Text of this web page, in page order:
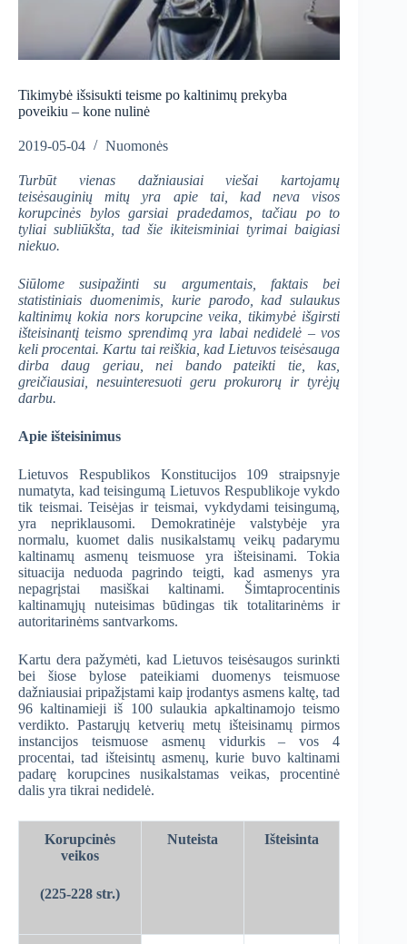
Tikimybė išsisukti teisme po kaltinimų prekyba
poveikiu – kone nulinė
2019-05-04 Nuomonės
Turbūt vienas dažniausiaiviešaikartojamų
teisėsauginių mitų yra apie tai, kadneva visos
korupcinės bylos garsiai pradedamos, tačiau po to
tyliaisubliūkšta, tadšie ikiteisminiai tyrimai baigiasi
niekuo.
Siūlome susipažinti su argumentais, faktais bei
statistiniais duomenimis, kurie parodo,kad sulaukus
kaltinimų kokia nors korupcine veika, tikimybė išgirsti
išteisinantį teismo sprendimąyra labai nedidelė – vos
keli procentai. Kartu tai reiškia, kad Lietuvos teisėsauga
dirba daug geriau, nei bando pateikti tie, kas,
greičiausiai, nesuinteresuoti geru prokurorų ir tyrėjų
darbu.
Apie išteisinimus
Lietuvos Respublikos Konstitucijos 109 straipsnyje
numatyta, kad teisingumą Lietuvos Respublikoje vykdo
tik teismai. Teisėjas ir teismai, vykdydami teisingumą,
yra nepriklausomi. Demokratinėje valstybėje yra
normalu, kuomet dalis nusikalstamų veikų padarymu
kaltinamų asmenų teismuose yra išteisinami. Tokia
situacija neduoda pagrindo teigti, kad asmenys yra
nepagrįstai masiškai kaltinami. Šimtaprocentinis
kaltinamųjų nuteisimas būdingas tik totalitarinėms ir
autoritarinėms santvarkoms.
Kartu dera pažymėti, kad Lietuvos teisėsaugos surinkti
bei šiose bylose pateikiami duomenys teismuose
dažniausiai pripažįstami kaip įrodantys asmens kaltę, tad
96 kaltinamieji iš 100 sulaukia apkaltinamojo teismo
verdikto. Pastarųjų ketverių metų išteisinamų pirmos
instancijos teismuose asmenų vidurkis – vos 4
procentai, tad išteisintų asmenų, kurie buvo kaltinami
padarę korupcines nusikalstamas veikas, procentinė
dalis yra tikrai nedidelė.
Korupcinės
veikos
(225-228 str.)
Nuteista Išteisinta